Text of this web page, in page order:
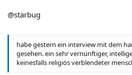
@starbug
habe gestern ein interview mit dem
gesehen. ein sehr vernünftiger,
keinesfalls religiös verblendeter